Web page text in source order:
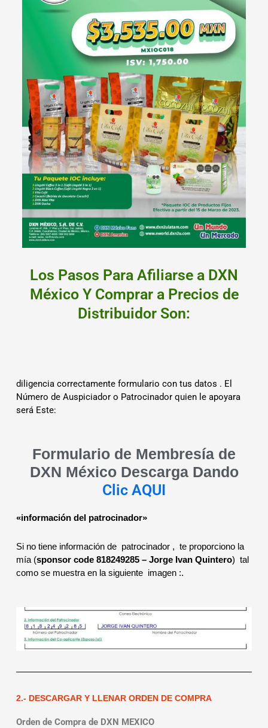
Los Pasos Para Afiliarse a DXN
México Y Comprar a Precios de
Distribuidor Son:
diligencia correctamente formulario con tus datos . El
Número de Auspiciador o Patrocinador quien le apoyara
será Este:
Formulario de Membresía de
DXN México Descarga Dando
Clic AQUI
«información del patrocinador»
Si no tiene información de patrocinador , te proporciono la
mía (sponsor code 818249285 – Jorge Ivan Quintero) tal
como se muestra en la siguiente imagen :.
2.- DESCARGAR Y LLENAR ORDEN DE COMPRA
Orden de Compra de DXN MEXICO